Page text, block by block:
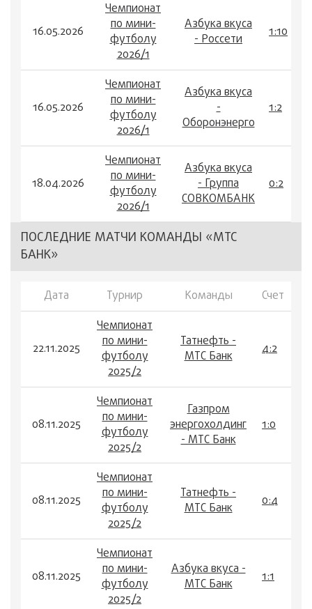
16.05.2026
Чемпионат
по мини-
футболу
2026/1
Азбука вкуса
- Россети
1:10
16.05.2026
Чемпионат
по мини-
футболу
2026/1
Азбука вкуса
-
Оборонэнерго
1:2
18.04.2026
Чемпионат
по мини-
футболу
2026/1
Азбука вкуса
- Группа
СОВКОМБАНК
0:2
ПОСЛЕДНИЕ МАТЧИ КОМАНДЫ «МТС
БАНК»
Дата Турнир Команды Счет
22.11.2025
Чемпионат
по мини-
футболу
2025/2
Татнефть -
МТС Банк
4:2
08.11.2025
Чемпионат
по мини-
футболу
2025/2
Газпром
энергохолдинг
- МТС Банк
1:0
08.11.2025
Чемпионат
по мини-
футболу
2025/2
Татнефть -
МТС Банк
0:4
08.11.2025
Чемпионат
по мини-
футболу
2025/2
Азбука вкуса -
МТС Банк
1:1